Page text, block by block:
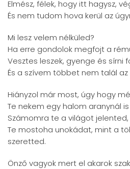
Elmész, félek, hogy itt hagysz,
És nem tudom hova kerül az
Mi lesz velem nélküled?
Ha erre gondolok megfojt a
Vesztes leszek, gyenge és sírni
És a szívem többet nem talál
Hiányzol már most, úgy hogy
Te nekem egy halom aranynál
Számomra te a világot jelented,
Te mostoha unokádat, mint a
szeretted.
Önző vagyok mert el akarok